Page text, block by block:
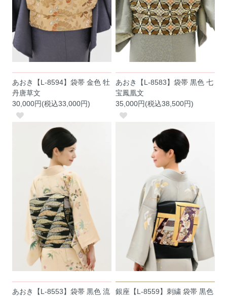
あおき【L-8594】袋帯 金色 牡
丹唐草文
30,000円(税込33,000円)
あおき【L-8583】袋帯 黒色 七
宝鳳凰文
35,000円(税込38,500円)
あおき【L-8553】袋帯 黒色 流
銀座【L-8559】刺繍 袋帯 黒色